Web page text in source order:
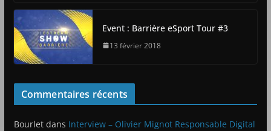
Event : Barrière eSport Tour #3
13 février 2018
Commentaires récents
Bourletdans Interview – Olivier Mignot Responsable Digital